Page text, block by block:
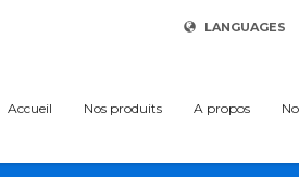
LANGUAGES
Accueil Nos produits A propos